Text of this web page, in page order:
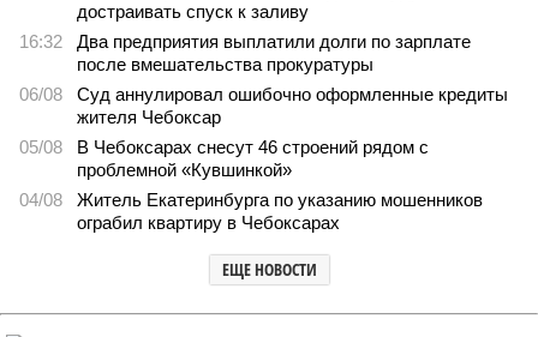
достраивать спуск к заливу
16:32
Два предприятия выплатили долги по зарплате
после вмешательства прокуратуры
06/08
Суд аннулировал ошибочно оформленные кредиты
жителя Чебоксар
05/08
В Чебоксарах снесут 46 строений рядом с
проблемной «Кувшинкой»
04/08
Житель Екатеринбурга по указанию мошенников
ограбил квартиру в Чебоксарах
ЕЩЕ НОВОСТИ